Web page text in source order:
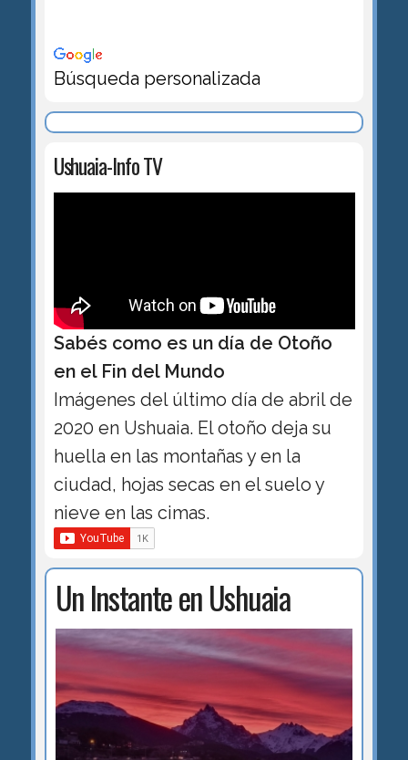
Búsqueda personalizada
Ushuaia-Info TV
Sabés como es un día de Otoño
en el Fin del Mundo
Imágenes del último día de abril de
2020 en Ushuaia. El otoño deja su
huella en las montañas y en la
ciudad, hojas secas en el suelo y
nieve en las cimas.
Un Instante en Ushuaia